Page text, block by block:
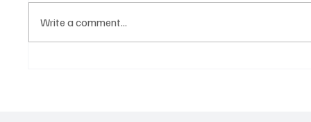
Write a comment...